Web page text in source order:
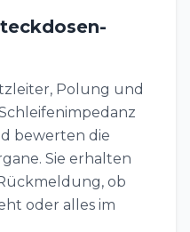
Polung und
bewerten die
Sie erhalten
ob
oder alles im